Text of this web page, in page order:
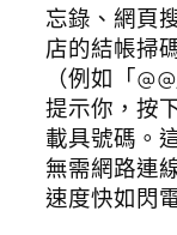
忘錄、網頁
店的結帳掃
（例如「
提示你，按
載具號碼。
無需網路連
速度快如閃